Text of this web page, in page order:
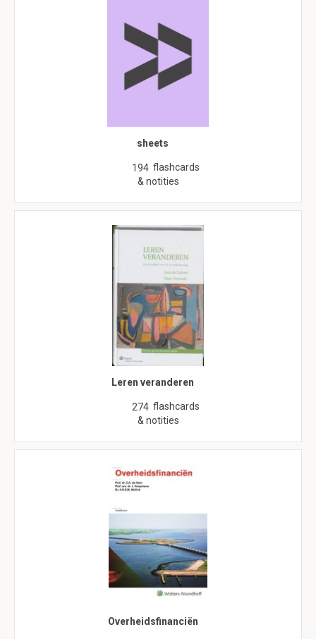
sheets
194 flashcards
& notities
Leren veranderen
274 flashcards
& notities
Overheidsfinanciën